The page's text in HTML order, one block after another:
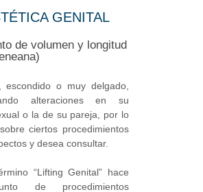
GENITAL
de volumen y longitud
o muy delgado,
alteraciones en su
o la de su pareja, por lo
ciertos procedimientos
y desea consultar.
“Lifting Genital” hace
de procedimientos